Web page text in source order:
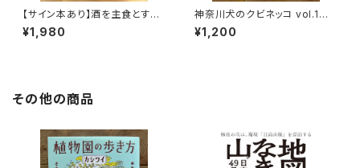
【サイン本あり】酒を主食とする
人々 エチオピアの科学的秘境
を旅する
¥1,980
神奈川犬のクビネッコ vol.1
特集：大和と異国
¥1,200
その他の商品